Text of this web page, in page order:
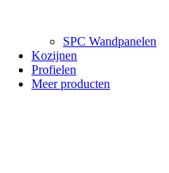
SPC Wandpanelen
Kozijnen
Profielen
Meer producten